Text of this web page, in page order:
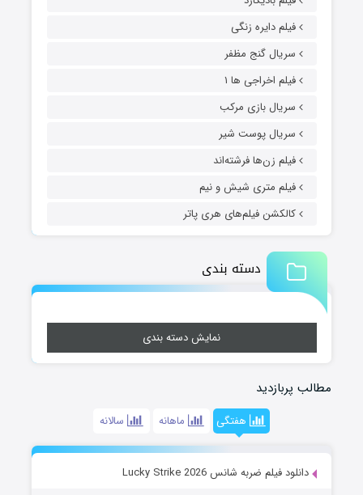
فیلم دایره زنگی
سریال گنج مظفر
فیلم اخراجی ها ۱
سریال بازی مرکب
سریال پوست شیر
فیلم زن‌ها فرشته‌اند
فیلم متری شیش و نیم
کالکشن فیلم‌های هری پاتر
دسته بندی
نمایش دسته بندی
مطالب پربازدید
هفتگی ماهانه سالانه
دانلود فیلم ضربه شانس Lucky Strike 2026